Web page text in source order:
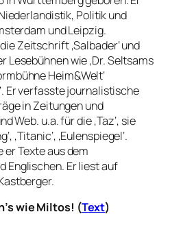
Politik und
und Leipzig.
Zeitschrift ‚Salbader‘ und
Lesebühnen wie ‚Dr. Seltsams
Heim&Welt‘
Er verfasste journalistische
in Zeitungen und
Web. u.a. für die ‚Taz‘, sie
‚Titanic‘, ‚Eulenspiegel‘.
Texte aus dem
Englischen. Er liest auf
wie Miltos! (Text)